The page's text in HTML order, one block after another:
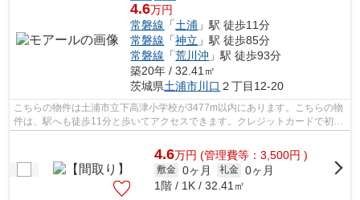
4.6万円
常磐線 「土浦 」駅 徒歩11分
常磐線 「神立 」駅 徒歩85分
常磐線 「荒川沖 」駅 徒歩93分
築20年 / 32.41㎡
茨城県土浦市川口 ２丁目12-20
こちらの物件は土浦市立下高津小学校が3477m以内にあります。こちらの物
件は、駅へも徒歩11分と歩いてアクセスできます。クレジットカードで初期
4.6万円 (管理費等：3,500円 )
敷金 0ヶ月 礼金 0ヶ月
1階 / 1K / 32.41㎡